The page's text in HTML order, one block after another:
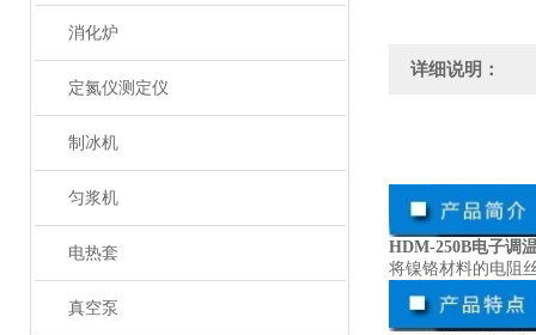
消化炉
定氮仪测定仪
制冰机
匀浆机
电热套
真空泵
详细说明：
HDM-250B电子调
将镍铬材料的电阻